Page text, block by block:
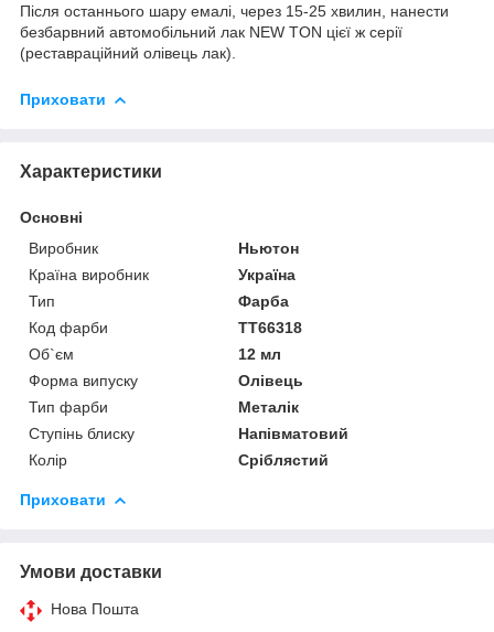
Після останнього шару емалі, через 15-25 хвилин, нанести
безбарвний автомобільний лак NEW TON цієї ж серії
(реставраційний олівець лак).
Приховати
Характеристики
Основні
Виробник
Ньютон
Країна виробник
Україна
Тип
Фарба
Код фарби
ТТ66318
Об`єм
12 мл
Форма випуску
Олівець
Тип фарби
Металік
Ступінь блиску
Напівматовий
Колір
Сріблястий
Приховати
Умови доставки
Нова Пошта